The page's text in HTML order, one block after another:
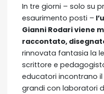
In tre giorni – solo su
esaurimento posti –
Gianni Rodari viene
raccontato,
rinnovata fantasia la
scrittore e
educatori incontrano
grandi con laboratori